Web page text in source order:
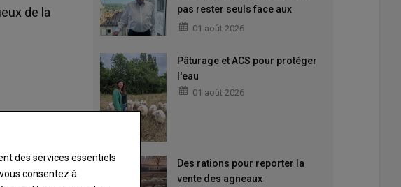
de la
pas rester seuls face aux
difficultés »
01 août 2026
Pâturage et ACS pour protéger
l'eau
01 août 2026
Des rations pour reporter la
vente des agneaux
des services essentiels
consentez à